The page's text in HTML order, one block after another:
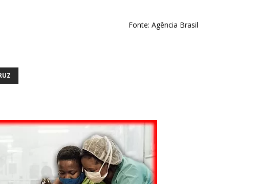
Fonte: Agência Brasil